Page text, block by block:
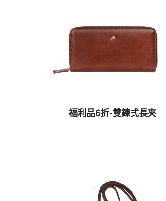
福利品6折-雙鍊式長夾